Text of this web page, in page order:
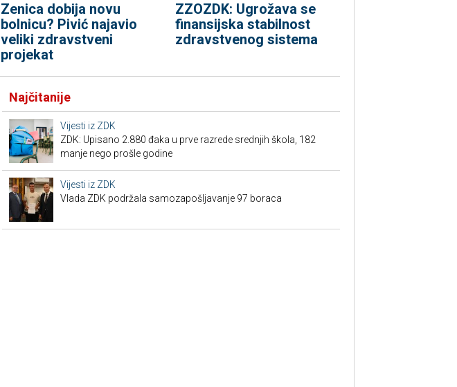
Zenica dobija novu
bolnicu? Pivić najavio
veliki zdravstveni
projekat
ZZOZDK: Ugrožava se
finansijska stabilnost
zdravstvenog sistema
Najčitanije
Vijesti iz ZDK
ZDK: Upisano 2.880 đaka u prve razrede srednjih škola, 182
manje nego prošle godine
Vijesti iz ZDK
Vlada ZDK podržala samozapošljavanje 97 boraca